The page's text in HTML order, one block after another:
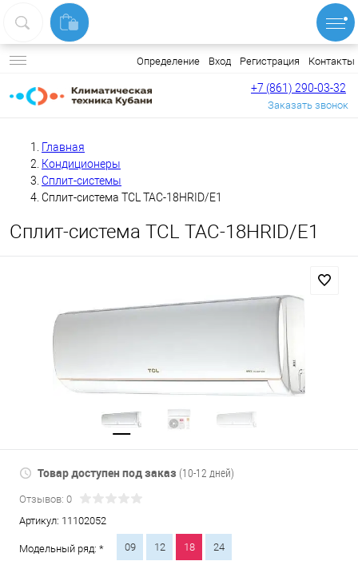
Определение Вход Регистрация Контакты
+7 (861) 290-03-32
Заказать звонок
Главная
Кондиционеры
Сплит-системы
Сплит-система TCL TAC-18HRID/E1
Сплит-система TCL TAC-18HRID/E1
Товар доступен под заказ (10-12 дней)
Отзывов: 0
Артикул: 11102052
Модельный ряд: * 09 12 18 24